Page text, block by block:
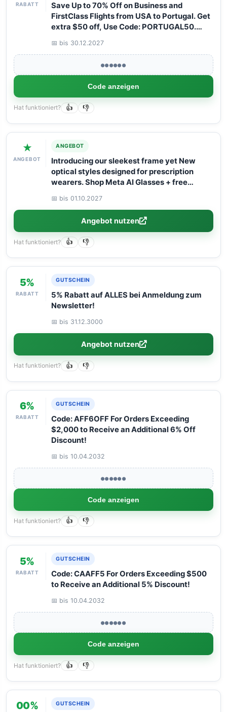
RABATT
Save Up to 70% Off on Business and
FirstClass Flights from USA to Portugal. Get
extra $50 off, Use Code: PORTUGAL50.
📅 bis 30.12.2027
●●●●●●
Code anzeigen
Hat funktioniert? 👍 👎
★
ANGEBOT
ANGEBOT
Introducing our sleekest frame yet New
optical styles designed for prescription
wearers. Shop Meta AI Glasses + free
📅 bis 01.10.2027
Angebot nutzen
Hat funktioniert? 👍 👎
5%
RABATT
GUTSCHEIN
5% Rabatt auf ALLES bei Anmeldung zum
Newsletter!
📅 bis 31.12.3000
Angebot nutzen
Hat funktioniert? 👍 👎
6%
RABATT
GUTSCHEIN
Code: AFF6OFF For Orders Exceeding
$2,000 to Receive an Additional 6% Off
Discount!
📅 bis 10.04.2032
●●●●●●
Code anzeigen
Hat funktioniert? 👍 👎
5%
RABATT
GUTSCHEIN
Code: CAAFF5 For Orders Exceeding $500
to Receive an Additional 5% Discount!
📅 bis 10.04.2032
●●●●●●
Code anzeigen
Hat funktioniert? 👍 👎
00% GUTSCHEIN